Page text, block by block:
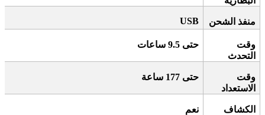
منفذ الشحن USB
وقت
التحدث
حتى 9.5 ساعات
وقت
الاستعداد
حتى 177 ساعة
الكشاف نعم